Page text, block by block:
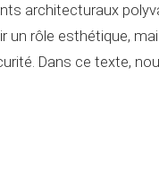
architecturaux
un rôle esthétique,
Dans ce texte,